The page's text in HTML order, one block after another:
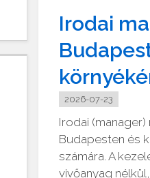
Irodai
2026-07-23
Irodai
Budapesten és
számára. A
vivőanyag